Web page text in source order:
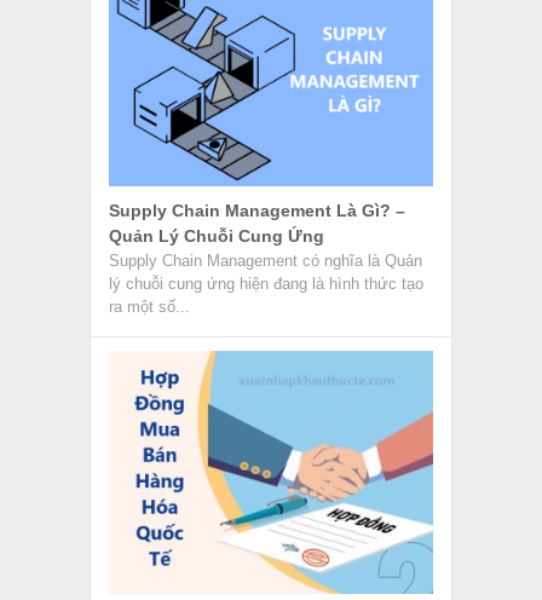
Supply Chain Management Là Gì? –
Quản Lý Chuỗi Cung Ứng
Supply Chain Management có nghĩa là Quản
lý chuỗi cung ứng hiện đang là hình thức tạo
ra một số...